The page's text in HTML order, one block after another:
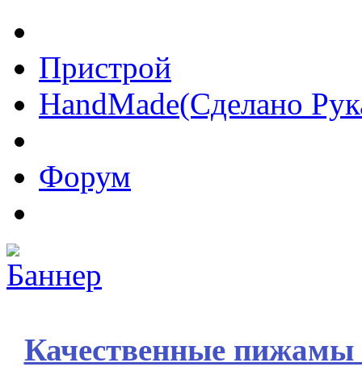
Пристрой
HandMade(Сделано
Форум
Качественные пижамы